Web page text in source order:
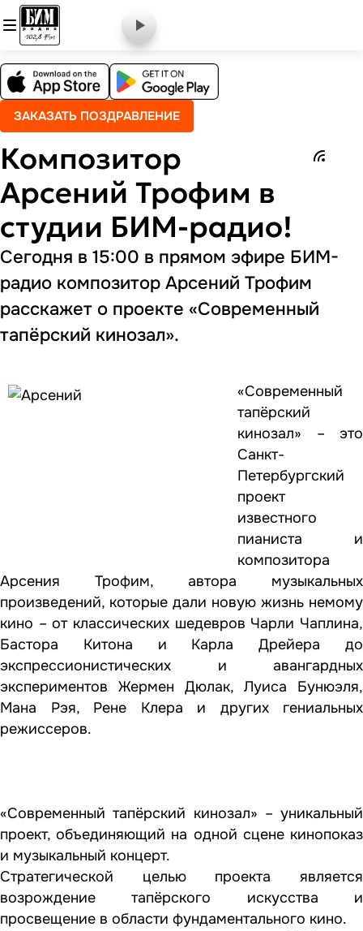
ЗАКАЗАТЬ ПОЗДРАВЛЕНИЕ
Композитор
Арсений Трофим в
студии БИМ-радио!
Сегодня в 15:00 в прямом эфире БИМ-
радио композитор Арсений Трофим
расскажет о проекте «Современный
тапёрский кинозал».
«Современный
тапёрский
кинозал» – это
Санкт-
Петербургский
проект
известного
пианиста и
композитора
Арсения Трофим, автора музыкальных
произведений, которые дали новую жизнь немому
кино – от классических шедевров Чарли Чаплина,
Бастора Китона и Карла Дрейера до
экспрессионистических и авангардных
экспериментов Жермен Дюлак, Луиса Бунюэля,
Мана Рэя, Рене Клера и других гениальных
режиссеров.
«Современный тапёрский кинозал» – уникальный
проект, объединяющий на одной сцене кинопоказ
и музыкальный концерт.
Стратегической целью проекта является
возрождение тапёрского искусства и
просвещение в области фундаментального кино.